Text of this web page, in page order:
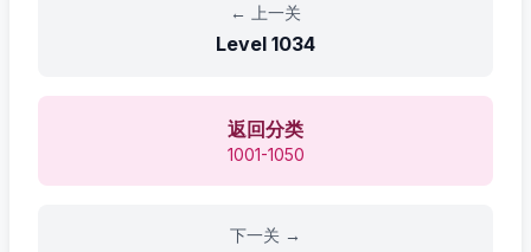
← 上一关
Level 1034
返回分类
1001-1050
下一关 →